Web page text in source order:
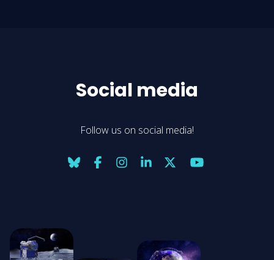
Social media
Follow us on social media!